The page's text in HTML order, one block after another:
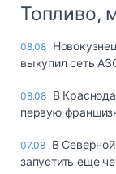
Топливо,
08.08
выкупил сеть
08.08 В
первую
07.08 В
запустить еще